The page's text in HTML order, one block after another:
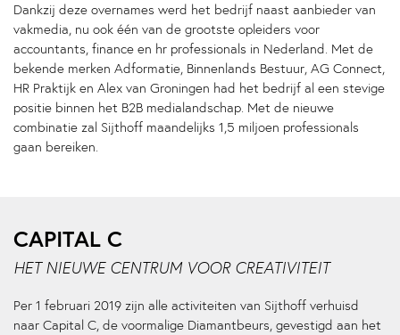
Dankzij deze overnames werd het bedrijf naast aanbieder van
vakmedia, nu ook één van de grootste opleiders voor
accountants, finance en hr professionals in Nederland. Met de
bekende merken Adformatie, Binnenlands Bestuur, AG Connect,
HR Praktijk en Alex van Groningen had het bedrijf al een stevige
positie binnen het B2B medialandschap. Met de nieuwe
combinatie zal Sijthoff maandelijks 1,5 miljoen professionals
gaan bereiken.
CAPITAL C
HET NIEUWE CENTRUM VOOR CREATIVITEIT
Per 1 februari 2019 zijn alle activiteiten van Sijthoff verhuisd
naar Capital C, de voormalige Diamantbeurs, gevestigd aan het